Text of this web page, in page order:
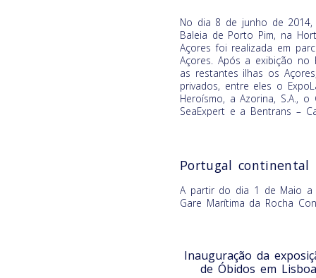
No dia 8 de junho de
Baleia de Porto Pim, na
Açores foi realizada em
Açores. Após a exibição
as restantes ilhas os
privados, entre eles o
Heroísmo, a Azorina, S.A.,
SeaExpert e a Bentrans –
Portugal continental
A partir do dia 1 de Maio a
Gare Marítima da Rocha
Inauguração da
de Óbidos em